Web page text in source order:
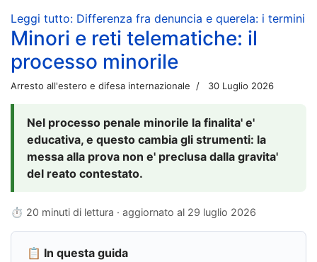
Leggi tutto: Differenza fra denuncia e querela: i termini
Minori e reti telematiche: il
processo minorile
Arresto all'estero e difesa internazionale 30 Luglio 2026
Nel processo penale minorile la finalita' e'
educativa, e questo cambia gli strumenti: la
messa alla prova non e' preclusa dalla gravita'
del reato contestato.
⏱ 20 minuti di lettura · aggiornato al 29 luglio 2026
📋 In questa guida